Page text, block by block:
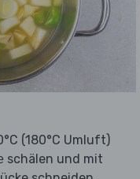
(180°C Umluft)
schälen und mit